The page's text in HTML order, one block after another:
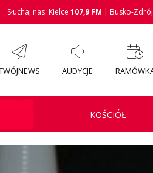
Słuchaj nas: Kielce 107,9 FM | Busko-Zdrój
AUDYCJE
KOŚCIÓŁ